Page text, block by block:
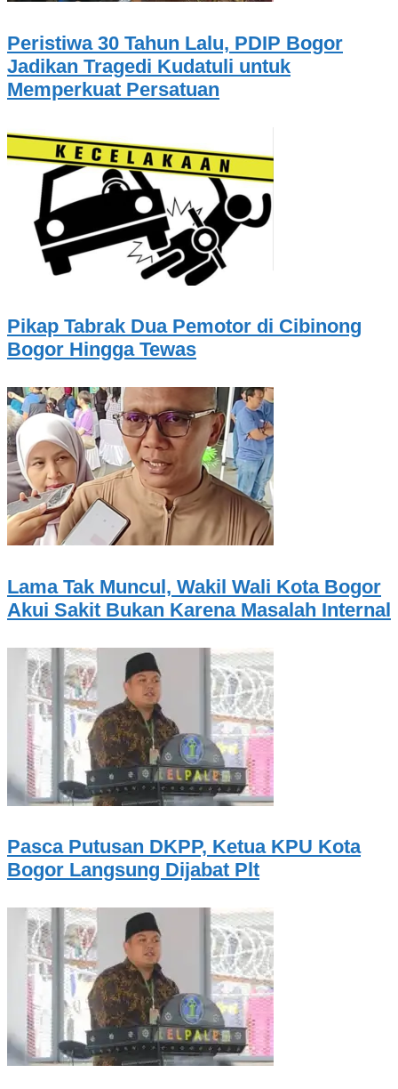
Peristiwa 30 Tahun Lalu, PDIP Bogor
Jadikan Tragedi Kudatuli untuk
Memperkuat Persatuan
Pikap Tabrak Dua Pemotor di Cibinong
Bogor Hingga Tewas
Lama Tak Muncul, Wakil Wali Kota Bogor
Akui Sakit Bukan Karena Masalah Internal
Pasca Putusan DKPP, Ketua KPU Kota
Bogor Langsung Dijabat Plt